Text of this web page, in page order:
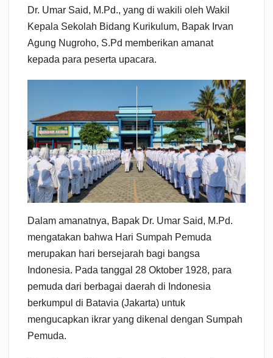
Dr. Umar Said, M.Pd., yang di wakili oleh Wakil
Kepala Sekolah Bidang Kurikulum, Bapak Irvan
Agung Nugroho, S.Pd memberikan amanat
kepada para peserta upacara.
Dalam amanatnya, Bapak Dr. Umar Said, M.Pd.
mengatakan bahwa Hari Sumpah Pemuda
merupakan hari bersejarah bagi bangsa
Indonesia. Pada tanggal 28 Oktober 1928, para
pemuda dari berbagai daerah di Indonesia
berkumpul di Batavia (Jakarta) untuk
mengucapkan ikrar yang dikenal dengan Sumpah
Pemuda.